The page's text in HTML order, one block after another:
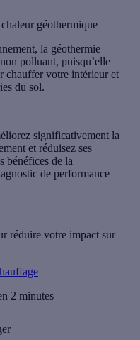
géothermique
la géothermie
polluant, puisqu’elle
chauffer votre intérieur et
du sol.
significativement la
et réduisez ses
bénéfices de la
de performance
réduire votre impact sur
2 minutes